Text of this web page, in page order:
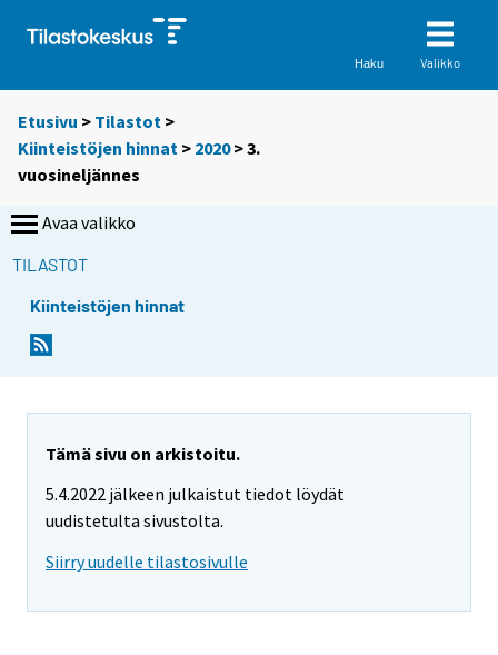
Haku Valikko
Etusivu > Tilastot >
Kiinteistöjen hinnat > 2020>3.
vuosineljännes
Avaa valikko
TILASTOT
Kiinteistöjen hinnat
Tämä sivu on arkistoitu.
5.4.2022 jälkeen julkaistut tiedot löydät
uudistetulta sivustolta.
Siirry uudelle tilastosivulle